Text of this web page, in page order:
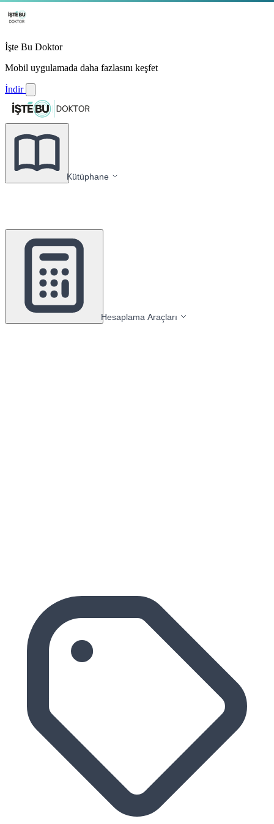
İşte Bu Doktor
Mobil uygulamada daha fazlasını keşfet
İndir
Kütüphane
Hesaplama Araçları